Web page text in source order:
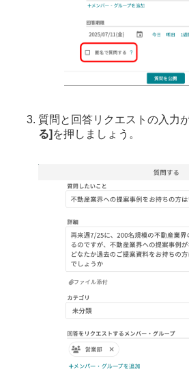
質問と回答リクエストの入力
る] を押しましょう。